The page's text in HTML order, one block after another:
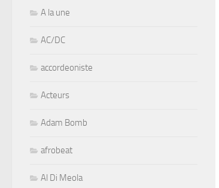
A la une
AC/DC
accordeoniste
Acteurs
Adam Bomb
afrobeat
Al Di Meola